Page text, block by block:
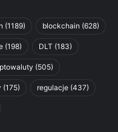
(1189) blockchain (628)
(198) DLT (183)
(505)
(175) regulacje (437)